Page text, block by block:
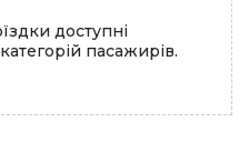
доступні
пасажирів.